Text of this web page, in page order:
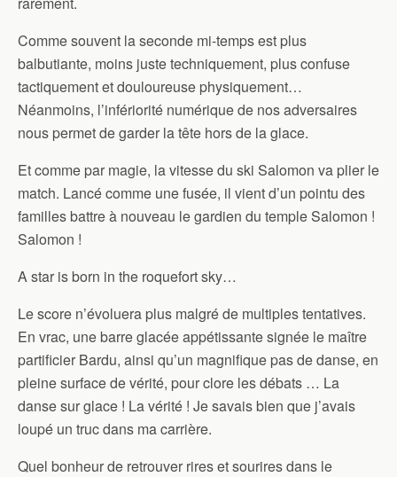
Comme souvent la seconde mi-temps est plus
balbutiante, moins juste techniquement, plus confuse
tactiquement et douloureuse physiquement…
Néanmoins, l’infériorité numérique de nos adversaires
nous permet de garder la tête hors de la glace.
Et comme par magie, la vitesse du ski Salomon va plier le
match. Lancé comme une fusée, il vient d’un pointu des
familles battre à nouveau le gardien du temple Salomon !
Salomon !
A star is born in the roquefort sky…
Le score n’évoluera plus malgré de multiples tentatives.
En vrac, une barre glacée appétissante signée le maître
partificier Bardu, ainsi qu’un magnifique pas de danse, en
pleine surface de vérité, pour clore les débats … La
danse sur glace ! La vérité ! Je savais bien que j’avais
loupé un truc dans ma carrière.
Quel bonheur de retrouver rires et sourires dans le